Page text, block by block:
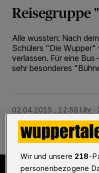
Reisegruppe
Alle wussten: Nach
Schülers "Die Wupper"
verlassen. Für eine
sehr besonderes
02.04.2015 , 12:59 Uhr
Wir und unsere 218-
personenbezogene